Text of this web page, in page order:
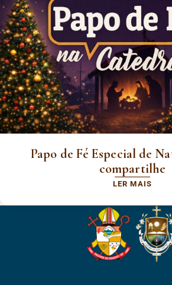
Papo de Fé Especial de
compartilhe
LER MAIS